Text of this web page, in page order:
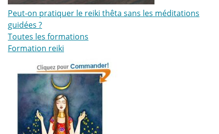
Peut-on pratiquer le reiki thêta sans les méditations
guidées ?
Toutes les formations
Formation reiki